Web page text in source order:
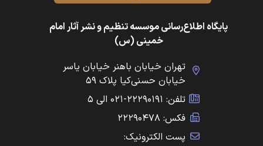
پایگاه اطلاع‌رسانی موسسه تنظیم و نشر آثار امام
خمینی (س)
تهران خیابان باهنر خیابان یاسر
خیابان حسنی‌کیا پلاک ۵۹
تلفن: ۲۲۲۹۰۱۹۱-۰۲۱ الی ۵
فکس: ۲۲۲۹۰۴۷۸
پست الکترونیک: